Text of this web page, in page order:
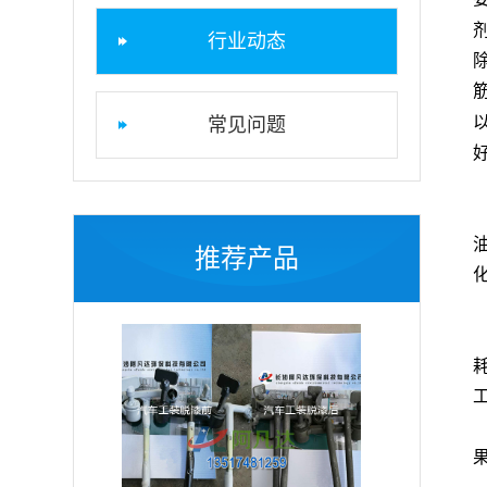
行业动态
常见问题
推荐产品